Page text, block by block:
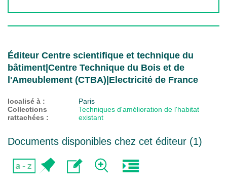
Éditeur Centre scientifique et technique du
bâtiment|Centre Technique du Bois et de
l'Ameublement (CTBA)|Electricité de France
localisé à :
Paris
Collections
rattachées :
Techniques d'amélioration de l'habitat
existant
Documents disponibles chez cet éditeur (1)